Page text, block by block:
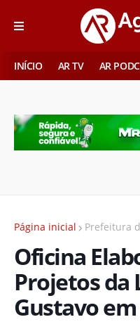
INÍCIO AR TV AR
Página inicial Prefeitura
Oficina
Projetos da
Gustavo